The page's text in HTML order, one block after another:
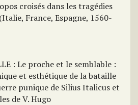
croisés dans les tragédies
France, Espagne, 1560-
: Le proche et le semblable :
et esthétique de la bataille
punique de Silius Italicus et
de V. Hugo